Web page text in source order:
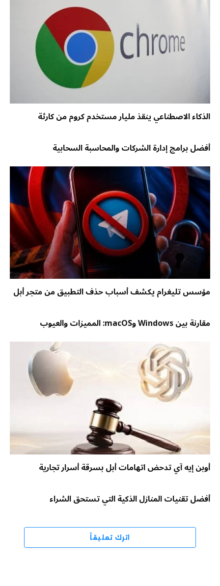
الذكاء الاصطناعي ينقذ مليار مستخدم كروم من كارثة
أفضل برامج إدارة الشركات والمحاسبة السحابية
مؤسس تليغرام يكشف أسباب حذف التطبيق من متجر أبل
مقارنة بين Windows وmacOS: المميزات والعيوب
أوبن إيه آي تدحض اتهامات أبل بسرقة أسرار تجارية
أفضل تقنيات المنازل الذكية التي تستحق الشراء
اترك تعليقاً